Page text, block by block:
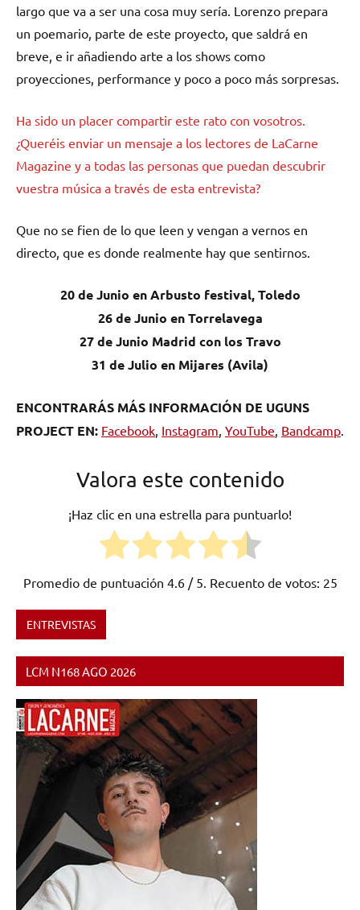
largo que va a ser una cosa muy sería. Lorenzo prepara
un poemario, parte de este proyecto, que saldrá en
breve, e ir añadiendo arte a los shows como
proyecciones, performance y poco a poco más sorpresas.
Ha sido un placer compartir este rato con vosotros.
¿Queréis enviar un mensaje a los lectores de LaCarne
Magazine y a todas las personas que puedan descubrir
vuestra música a través de esta entrevista?
Que no se fien de lo que leen y vengan a vernos en
directo, que es donde realmente hay que sentirnos.
20 de Junio en Arbusto festival, Toledo
26 de Junio en Torrelavega
27 de Junio Madrid con los Travo
31 de Julio en Mijares (Avila)
ENCONTRARÁS MÁS INFORMACIÓN DE UGUNS
PROJECT EN: Facebook Instagram YouTube Bandcamp
Valora este contenido
¡Haz clic en una estrella para puntuarlo!
Promedio de puntuación 4.6/ 5. Recuento de votos: 25
Etiquetado
electrónica,
España,
experiemental,
Improvisación,
Música
Electrónica
música
experimental
ENTREVISTAS
LCM N168 AGO 2026